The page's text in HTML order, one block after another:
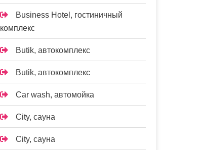
Business Hotel, гостиничный
комплекс
Butik, автокомплекс
Butik, автокомплекс
Car wash, автомойка
City, сауна
City, сауна